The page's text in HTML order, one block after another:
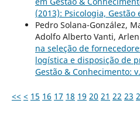
(2013): Psicologia, Gestão
Pedro Solana-González,
Adolfo Alberto Vanti,
na seleção de
logística e disposição de
Gestão & Conhecimento:
<< < 15 16 17 18 19 20 21 22 23